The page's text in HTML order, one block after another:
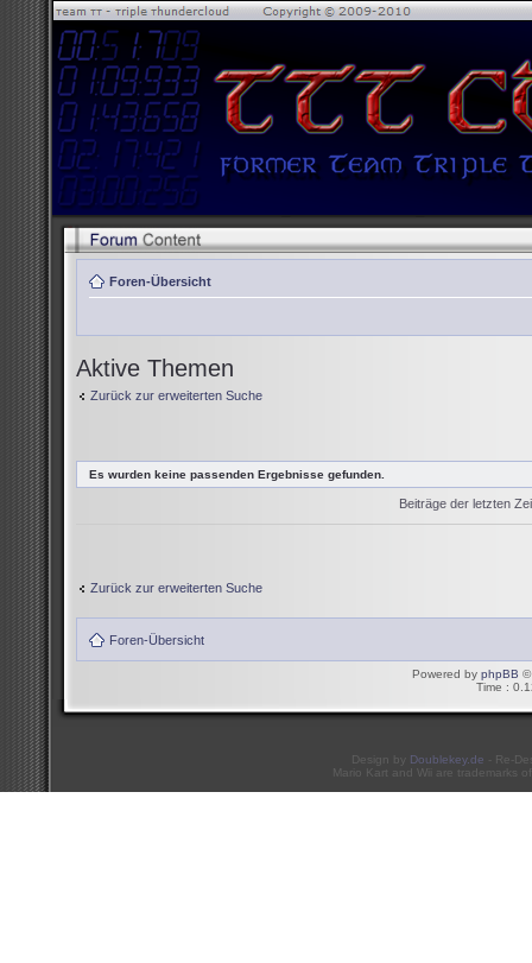
Foren-Übersicht
Aktive Themen
Zurück zur erweiterten Suche
Es wurden keine passenden Ergebnisse gefunden.
Beiträge der letzten
Zurück zur erweiterten Suche
Foren-Übersicht
Powered by phpBB ©
Time :
Design by Doublekey.de - Re-
Mario Kart and Wii are trademarks